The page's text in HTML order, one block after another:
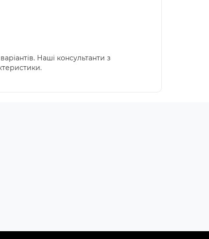
Наші консультанти з